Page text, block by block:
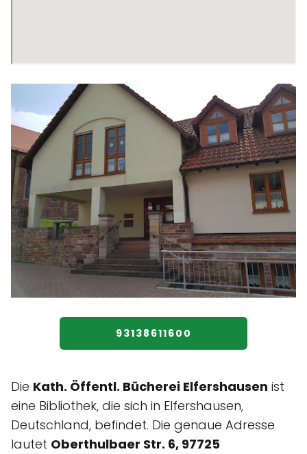
93138611600
Die Kath. Öffentl. Bücherei Elfershausen ist
eine Bibliothek, die sich in Elfershausen,
Deutschland, befindet. Die genaue Adresse
lautet Oberthulbaer Str. 6, 97725